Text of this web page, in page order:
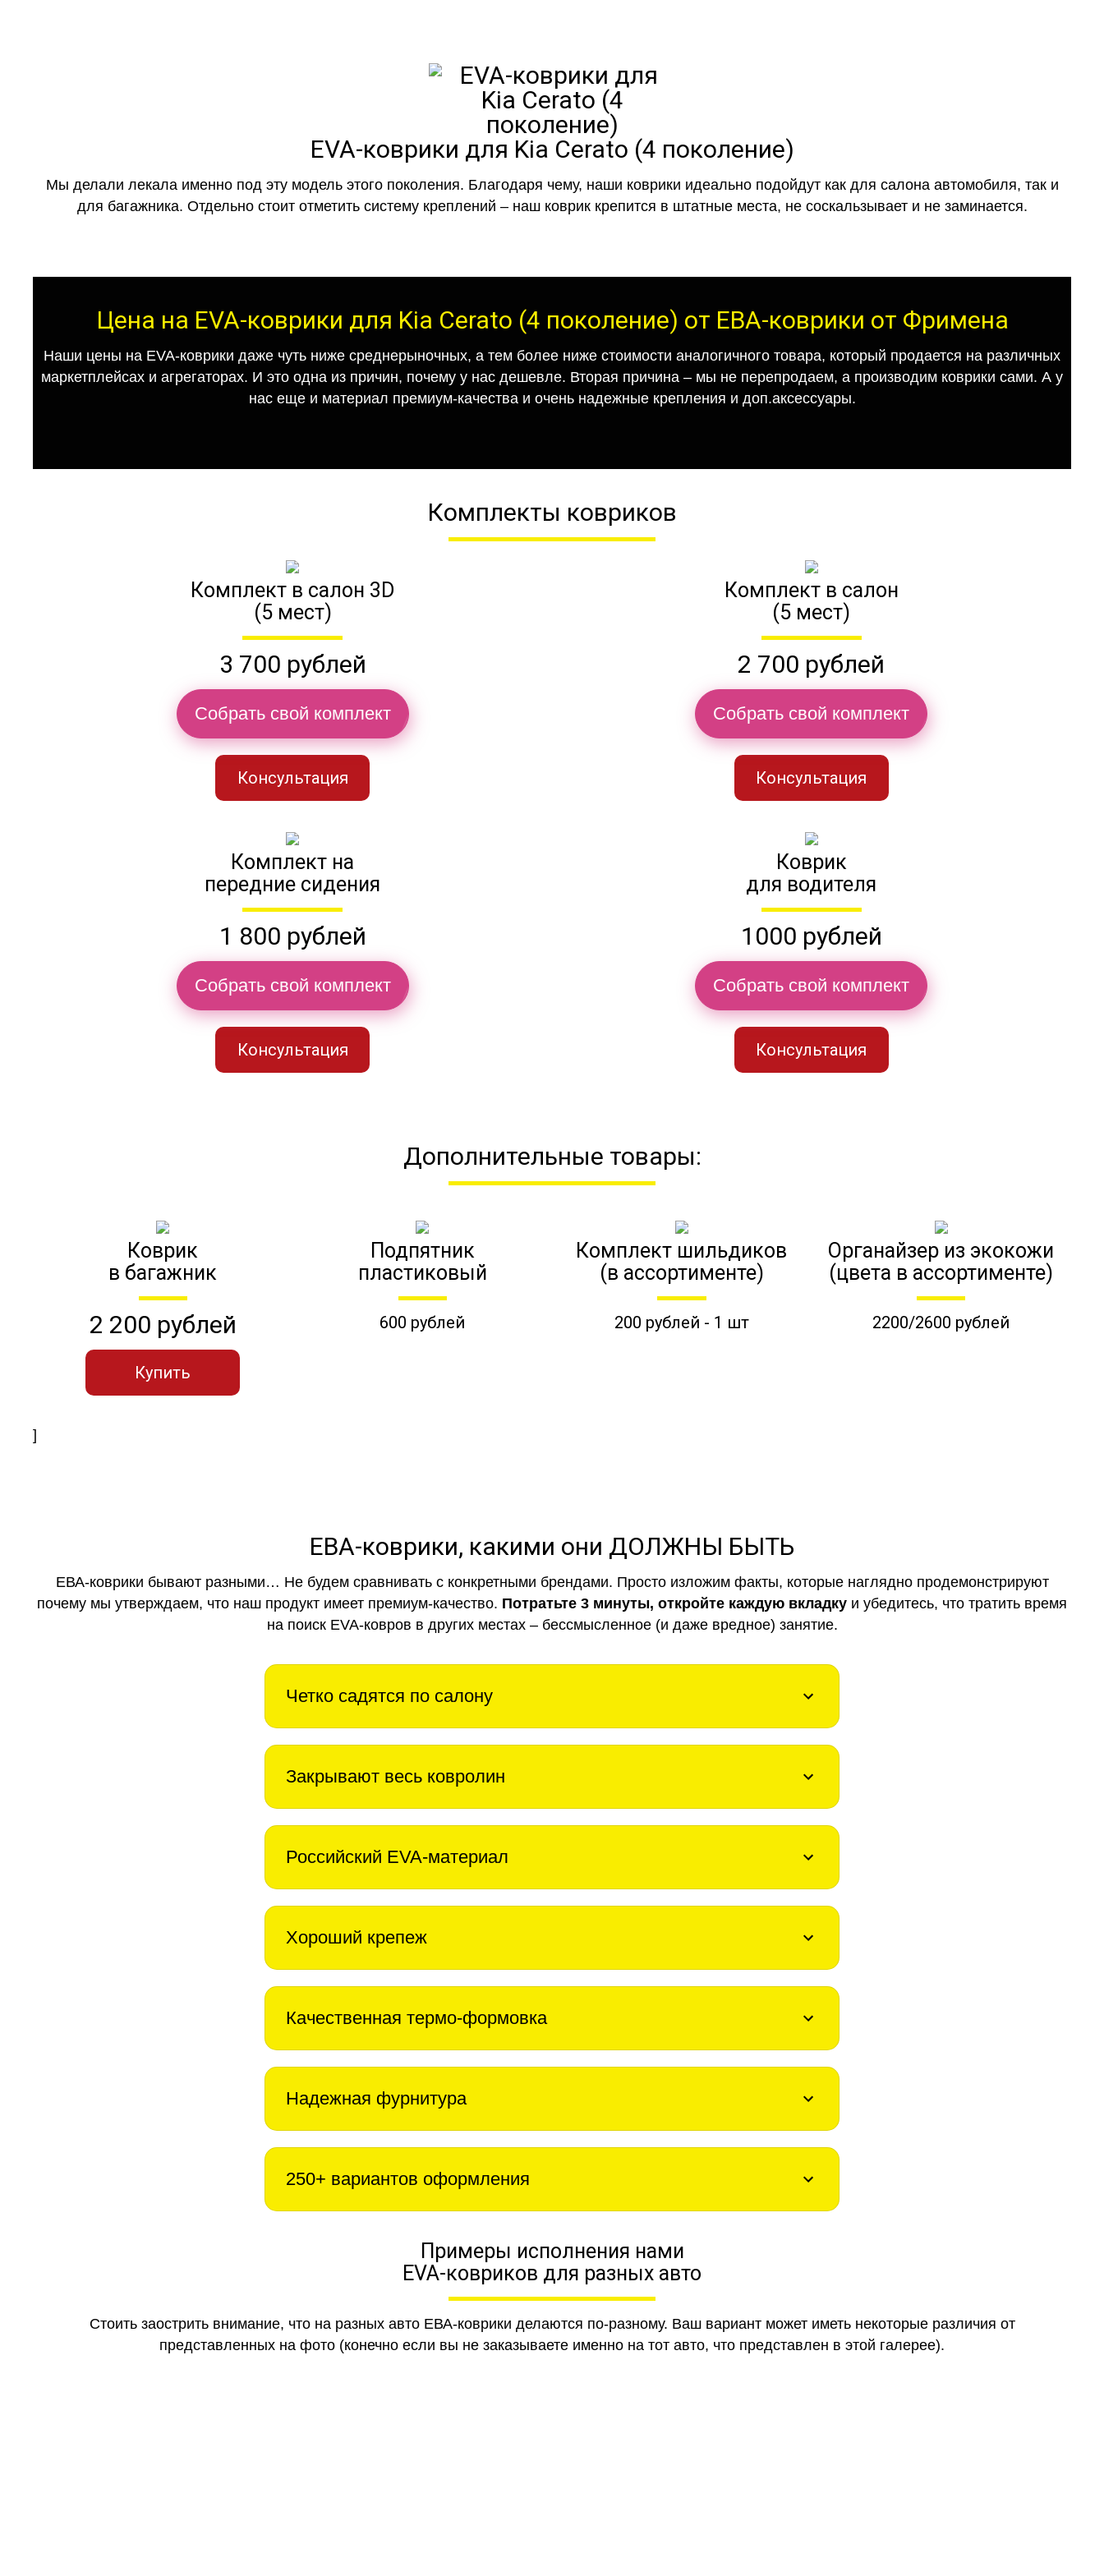
EVA-коврики для Kia Cerato (4 поколение)
Мы делали лекала именно под эту модель этого поколения. Благодаря чему, наши коврики идеально подойдут как для салона автомобиля, так и
для багажника. Отдельно стоит отметить систему креплений – наш коврик крепится в штатные места, не соскальзывает и не заминается.
Цена на EVA-коврики для Kia Cerato (4 поколение) от ЕВА-коврики от Фримена
Наши цены на EVA-коврики даже чуть ниже среднерыночных, а тем более ниже стоимости аналогичного товара, который продается на различных
маркетплейсах и агрегаторах. И это одна из причин, почему у нас дешевле. Вторая причина – мы не перепродаем, а производим коврики сами. А у
нас еще и материал премиум-качества и очень надежные крепления и доп.аксессуары.
Комплекты ковриков
Комплект в салон 3D
(5 мест)
3 700 рублей
Собрать свой комплект
Консультация
Комплект в салон
(5 мест)
2 700 рублей
Собрать свой комплект
Консультация
Комплект на
передние сидения
1 800 рублей
Собрать свой комплект
Консультация
Коврик
для водителя
1000 рублей
Собрать свой комплект
Консультация
Дополнительные товары:
Коврик
в багажник
2 200 рублей
Купить
Подпятник
пластиковый
600 рублей
Комплект шильдиков
(в ассортименте)
200 рублей - 1 шт
Органайзер из экокожи
(цвета в ассортименте)
2200/2600 рублей
]
ЕВА-коврики, какими они ДОЛЖНЫ БЫТЬ
ЕВА-коврики бывают разными… Не будем сравнивать с конкретными брендами. Просто изложим факты, которые наглядно продемонстрируют
почему мы утверждаем, что наш продукт имеет премиум-качество. Потратьте 3 минуты, откройте каждую вкладку и убедитесь, что тратить время
на поиск EVA-ковров в других местах – бессмысленное (и даже вредное) занятие.
Четко садятся по салону
Закрывают весь ковролин
Российский EVA-материал
Хороший крепеж
Качественная термо-формовка
Надежная фурнитура
250+ вариантов оформления
Примеры исполнения нами
EVA-ковриков для разных авто
Стоить заострить внимание, что на разных авто ЕВА-коврики делаются по-разному. Ваш вариант может иметь некоторые различия от
представленных на фото (конечно если вы не заказываете именно на тот авто, что представлен в этой галерее).